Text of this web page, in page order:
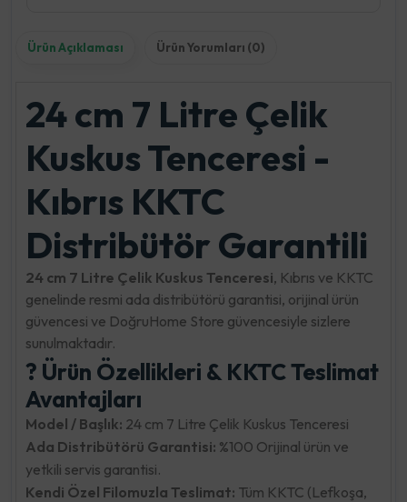
Ürün Açıklaması Ürün Yorumları (0)
24 cm 7 Litre Çelik
Kuskus Tenceresi -
Kıbrıs KKTC
Distribütör Garantili
24 cm 7 Litre Çelik Kuskus Tenceresi, Kıbrıs ve KKTC
genelinde resmi ada distribütörü garantisi, orijinal ürün
güvencesi ve DoğruHome Store güvencesiyle sizlere
sunulmaktadır.
? Ürün Özellikleri & KKTC Teslimat
Avantajları
Model / Başlık: 24 cm 7 Litre Çelik Kuskus Tenceresi
Ada Distribütörü Garantisi: %100 Orijinal ürün ve
yetkili servis garantisi.
Kendi Özel Filomuzla Teslimat: Tüm KKTC (Lefkoşa,